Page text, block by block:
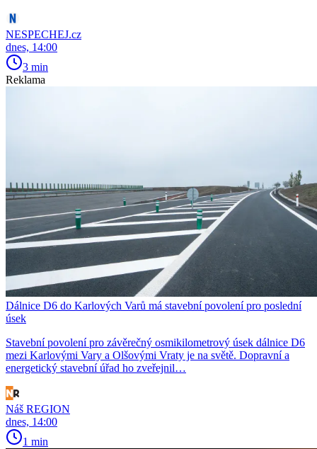
NESPECHEJ.cz
dnes, 14:00
3 min
Reklama
Dálnice D6 do Karlových Varů má stavební povolení pro poslední
úsek
Stavební povolení pro závěrečný osmikilometrový úsek dálnice D6
mezi Karlovými Vary a Olšovými Vraty je na světě. Dopravní a
energetický stavební úřad ho zveřejnil…
Náš REGION
dnes, 14:00
1 min